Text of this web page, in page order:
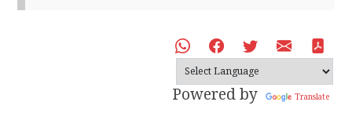
Powered by Translate